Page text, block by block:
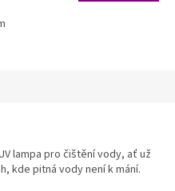
lampa pro čištění vody, ať už
kde pitná vody není k mání.